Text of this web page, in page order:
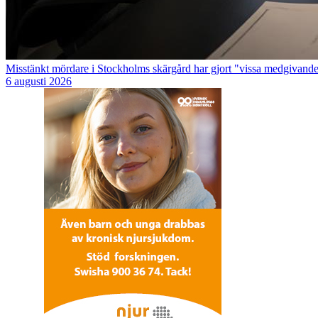
Misstänkt mördare i Stockholms skärgård har gjort "vissa
6 augusti 2026